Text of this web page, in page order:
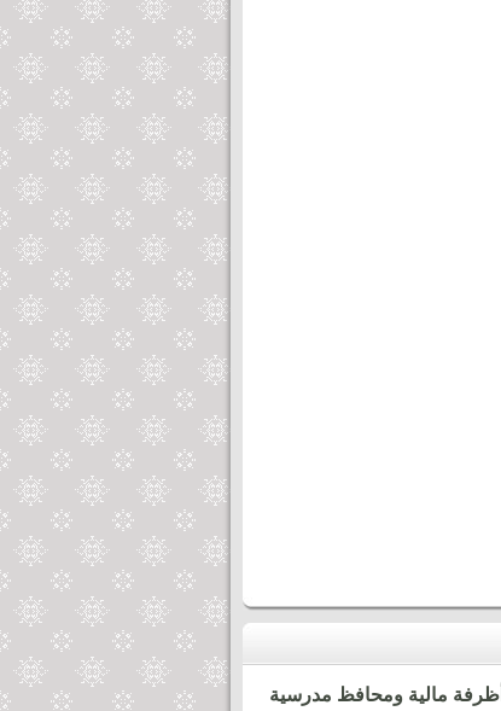
أظرفة مالية ومحافظ مدرسية